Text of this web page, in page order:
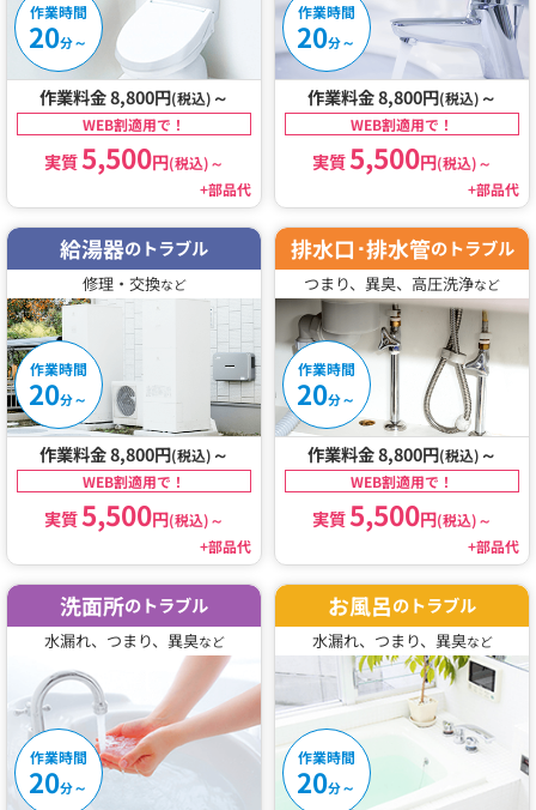
作業時間
20分～
作業料金 8,800円(税込) ～
WEB割適用で！
実質5,500円(税込)～
+部品代
作業時間
20分～
作業料金 8,800円(税込) ～
WEB割適用で！
実質5,500円(税込)～
+部品代
給湯器のトラブル
修理・交換など
作業時間
20分～
作業料金 8,800円(税込) ～
WEB割適用で！
実質5,500円(税込)～
+部品代
排水口･排水管のトラブル
つまり、異臭、高圧洗浄など
作業時間
20分～
作業料金 8,800円(税込) ～
WEB割適用で！
実質5,500円(税込)～
+部品代
洗面所のトラブル
水漏れ、つまり、異臭など
作業時間
20分～
お風呂のトラブル
水漏れ、つまり、異臭など
作業時間
20分～